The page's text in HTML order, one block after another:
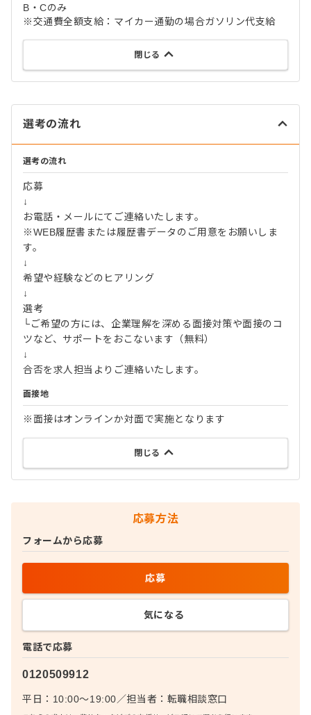
B・Cのみ
※交通費全額支給：マイカー通勤の場合ガソリン代支給
閉じる
選考の流れ
選考の流れ
応募
↓
お電話・メールにてご連絡いたします。
※WEB履歴書または履歴書データのご用意をお願いしま
す。
↓
希望や経験などのヒアリング
↓
選考
└ご希望の方には、企業理解を深める面接対策や面接のコ
ツなど、サポートをおこないます（無料）
↓
合否を求人担当よりご連絡いたします。
面接地
※面接はオンラインか対面で実施となります
閉じる
応募方法
電話で応募
0120509912
平日：10:00〜19:00／担当者： 転職相談窓口
フォームから応募
応募
気になる